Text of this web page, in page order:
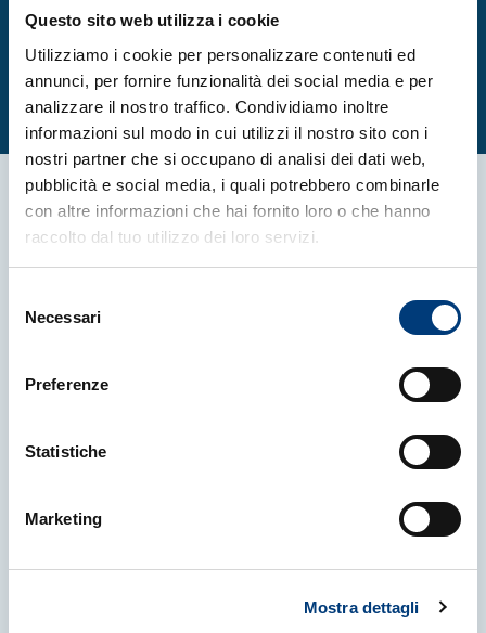
Questo sito web utilizza i cookie
Utilizziamo i cookie per personalizzare contenuti ed
annunci, per fornire funzionalità dei social media e per
analizzare il nostro traffico. Condividiamo inoltre
informazioni sul modo in cui utilizzi il nostro sito con i
nostri partner che si occupano di analisi dei dati web,
pubblicità e social media, i quali potrebbero combinarle
con altre informazioni che hai fornito loro o che hanno
raccolto dal tuo utilizzo dei loro servizi.
delNecessari
Preferenze
Statistiche
Marketing
Mostra dettagli
Read the full article
More news